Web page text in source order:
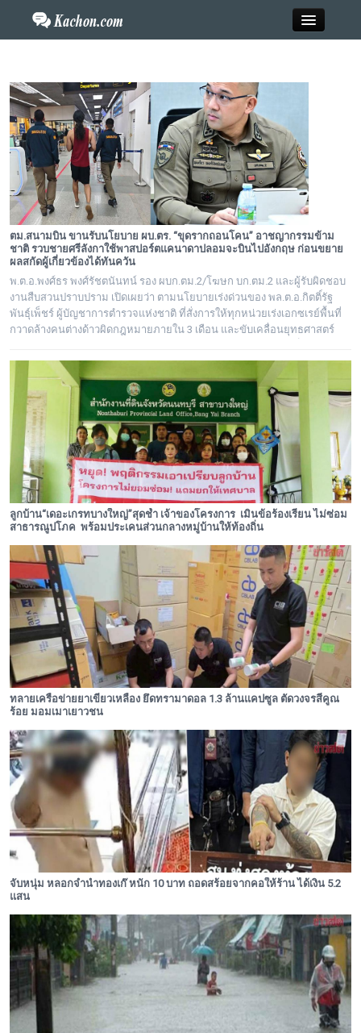
Home
ข่าว
กะฉ่อนพระเครื่อง
วาไรตี้
ไลฟ์สไตล์
สังคมออนไลน์
พระดอทกะฉ่อน
กะฉ่อนช้อปปิ้ง
ติดต่อ
ตม.สนามบิน ขานรับนโยบาย ผบ.ตร. “ขุดรากถอนโคน” อาชญากรรมข้าม
ชาติ รวบชายศรีลังกาใช้พาสปอร์ตแคนาดาปลอมจะบินไปอังกฤษ ก่อนขยาย
ผลสกัดผู้เกี่ยวข้องได้ทันควัน
พ.ต.อ.พงศ์ธร พงศ์รัชตนันทน์ รอง ผบก.ตม.2/โฆษก บก.ตม.2 และผู้รับผิดชอบ
งานสืบสวนปราบปราม เปิดเผยว่า ตามนโยบายเร่งด่วนของ พล.ต.อ.กิตติ์รัฐ
พันธุ์เพ็ชร์ ผู้บัญชาการตำรวจแห่งชาติ ที่สั่งการให้ทุกหน่วยเร่งเอกซเรย์พื้นที่
กวาดล้างคนต่างด้าวผิดกฎหมายภายใน 3 เดือน และขับเคลื่อนยุทธศาสตร์
แหล่งพักพิง หรือฐานที่มั่นของผู้กระทำผิดกฎห
ลูกบ้าน“เดอะเกรทบางใหญ่”สุดช้ำ เจ้าของโครงการ เมินข้อร้องเรียน ไม่ซ่อม
สาธารณูปโภค พร้อมประเคนส่วนกลางหมู่บ้านให้ท้องถิ่น
ทลายเครือข่ายยาเขียวเหลือง ยึดทรามาดอล 1.3 ล้านแคปซูล ตัดวงจรสี่คูณ
ร้อย มอมเมาเยาวชน
จับหนุ่ม หลอกจำนำทองเก๊ หนัก 10 บาท ถอดสร้อยจากคอให้ร้าน ได้เงิน 5.2
แสน